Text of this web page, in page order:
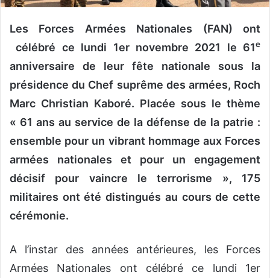
e
Les Forces Armées Nationales (FAN) ont
célébré ce lundi 1er novembre 2021 le 61e
anniversaire de leur fête nationale sous la
présidence du Chef suprême des armées, Roch
Marc Christian Kaboré. Placée sous le thème
« 61 ans au service de la défense de la patrie :
ensemble pour un vibrant hommage aux Forces
armées nationales et pour un engagement
décisif pour vaincre le terrorisme », 175
militaires ont été distingués au cours de cette
cérémonie.
A l’instar des années antérieures, les Forces
Armées Nationales ont célébré ce lundi 1er